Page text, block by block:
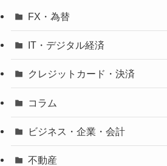
FX・為替
IT・デジタル経済
クレジットカード・決済
コラム
ビジネス・企業・会計
不動産